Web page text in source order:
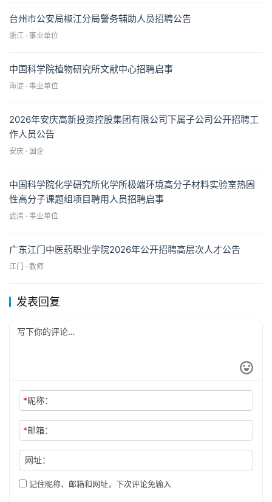
台州市公安局椒江分局警务辅助人员招聘公告
浙江 · 事业单位
中国科学院植物研究所文献中心招聘启事
海淀 · 事业单位
2026年安庆高新投资控股集团有限公司下属子公司公开招聘工
作人员公告
安庆 · 国企
中国科学院化学研究所化学所极端环境高分子材料实验室热固
性高分子课题组项目聘用人员招聘启事
武清 · 事业单位
广东江门中医药职业学院2026年公开招聘高层次人才公告
江门 · 教师
发表回复
*昵称：
*邮箱：
网址：
记住昵称、邮箱和网址，下次评论免输入